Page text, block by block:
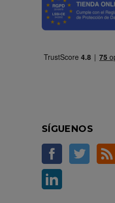
SÍGUENOS
FacebookTwitter